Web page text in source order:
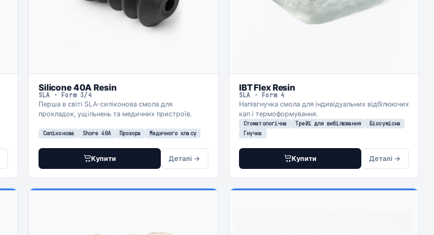
Silicone 40A Resin
SLA · Form 3/4
Перша в світі SLA-силіконова смола для
прокладок, ущільнень та медичних пристроїв.
Силіконова Shore 40A Прозора Медичного класу
Купити Деталі →
IBT Flex Resin
SLA · Form 4
Напівгнучка смола для індивідуальних відбілюючих
кап і термоформування.
Стоматологічна Трейї для вибілювання
Біосумісна
Гнучка
Купити Деталі →